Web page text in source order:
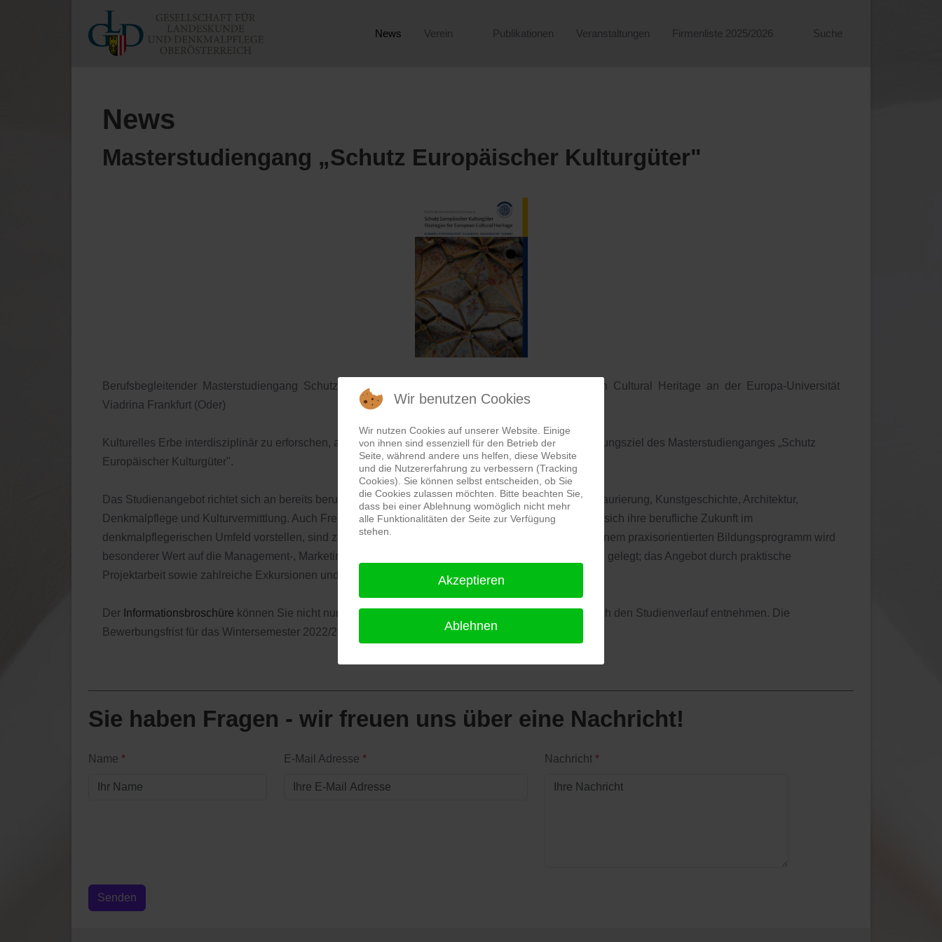
News Verein Publikationen Veranstaltungen Firmenliste 2025/2026 Suche
News
Masterstudiengang „Schutz Europäischer Kulturgüter"
Berufsbegleitender Masterstudiengang Schutz Europäischer Kulturgüter / Strategies for European Cultural Heritage an der Europa-Universität
Viadrina Frankfurt (Oder)
Kulturelles Erbe interdisziplinär zu erforschen, aktiv zu vermitteln und effektiv zu schützen ist das Bildungsziel des Masterstudienganges „Schutz
Europäischer Kulturgüter".
Das Studienangebot richtet sich an bereits berufstätige Personen in den Bereichen Museologie, Restaurierung, Kunstgeschichte, Architektur,
Denkmalpflege und Kulturvermittlung. Auch Freiberufler und Spezialisten aus anderen Branchen, die sich ihre berufliche Zukunft im
denkmalpflegerischen Umfeld vorstellen, sind zur Teilnahme am Masterstudiengang eingeladen. In einem praxisorientierten Bildungsprogramm wird
besonderer Wert auf die Management-, Marketing- und Rechtsaspekte der Arbeit im Kulturgüterschutz gelegt; das Angebot durch praktische
Projektarbeit sowie zahlreiche Exkursionen und Workshops bereichert.
Der Informationsbroschüre können Sie nicht nur Details zu den Bewerbungsmodalitäten, sondern auch den Studienverlauf entnehmen. Die
Bewerbungsfrist für das Wintersemester 2022/2023 endet am 30. Juli 2022.
Sie haben Fragen - wir freuen uns über eine Nachricht!
Name * E-Mail Adresse * Nachricht *
Senden
Wir benutzen Cookies
Wir nutzen Cookies auf unserer Website. Einige
von ihnen sind essenziell für den Betrieb der
Seite, während andere uns helfen, diese Website
und die Nutzererfahrung zu verbessern (Tracking
Cookies). Sie können selbst entscheiden, ob Sie
die Cookies zulassen möchten. Bitte beachten Sie,
dass bei einer Ablehnung womöglich nicht mehr
alle Funktionalitäten der Seite zur Verfügung
stehen.
Akzeptieren
Ablehnen